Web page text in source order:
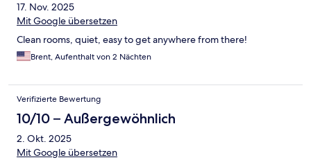
17. Nov. 2025
Mit Google übersetzen
Clean rooms, quiet, easy to get anywhere from there!
Brent, Aufenthalt von 2 Nächten
Verifizierte Bewertung
10/10 – Außergewöhnlich
2. Okt. 2025
Mit Google übersetzen